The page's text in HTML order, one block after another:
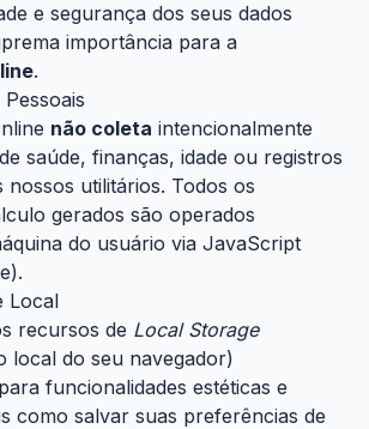
e segurança dos seus dados
importância para a
.
não coleta intencionalmente
saúde, finanças, idade ou registros
nossos utilitários. Todos os
gerados são operados
do usuário via JavaScript
Local
recursos de Local Storage
local do seu navegador)
funcionalidades estéticas e
como salvar suas preferências de